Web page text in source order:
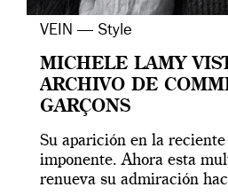
VEIN — Style
MICHELE LAMY
ARCHIVO DE
GARÇONS
Su aparición en la
imponente. Ahora esta
renueva su admiración